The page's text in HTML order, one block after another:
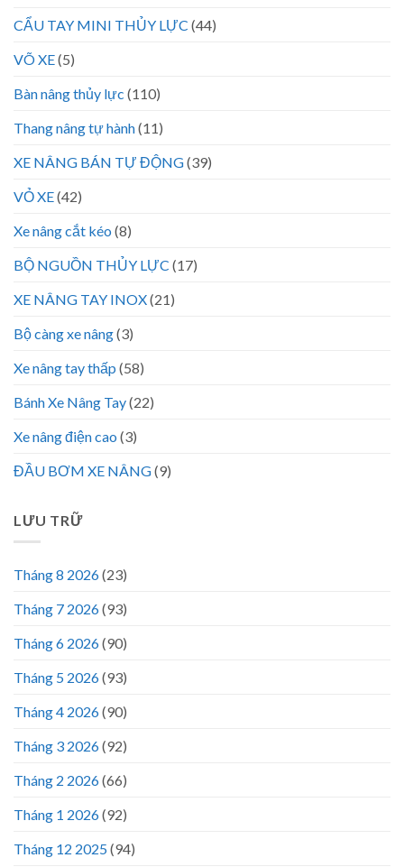
CẨU TAY MINI THỦY LỰC (44)
VÕ XE(5)
Bàn nâng thủy lực (110)
Thang nâng tự hành(11)
XE NÂNG BÁN TỰ ĐỘNG(39)
VỎ XE(42)
Xe nâng cắt kéo (8)
BỘ NGUỒN THỦY LỰC (17)
XE NÂNG TAY INOX(21)
Bộ càng xe nâng(3)
Xe nâng tay thấp (58)
Bánh Xe Nâng Tay(22)
Xe nâng điện cao (3)
ĐẦU BƠM XE NÂNG(9)
LƯU TRỮ
Tháng 8 2026(23)
Tháng 7 2026(93)
Tháng 6 2026(90)
Tháng 5 2026(93)
Tháng 4 2026(90)
Tháng 3 2026(92)
Tháng 2 2026(66)
Tháng 1 2026(92)
Tháng 12 2025(94)